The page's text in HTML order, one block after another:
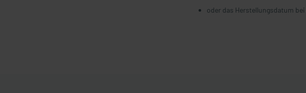
oder das Herstellungsdatum bei